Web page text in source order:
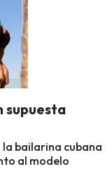
supuesta
la bailarina cubana
al modelo